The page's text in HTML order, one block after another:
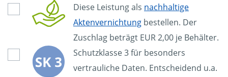
Diese Leistung als nachhaltige
Aktenvernichtung bestellen. Der
Zuschlag beträgt EUR 2,00 je Behälter.
Schutzklasse 3 für besonders
vertrauliche Daten. Entscheidend u.a.